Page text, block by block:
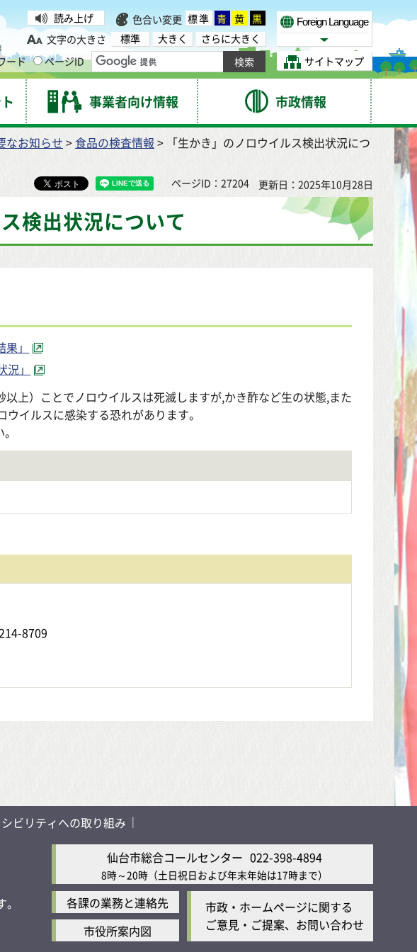
読み上げ 色合い変更 標準 青 黄 黒
文字の大きさ
標準 大きく
さらに大きく
ード
ページID
Foreign Language
Select Language
サイトマップ
事業者向け情報 市政情報
なお知らせ >食品の検査情報 > 「生かき」のノロウイルス検出状況につ
ページID：27204 更新日：2025年10月28日
検出状況について
」
」
上）ことでノロウイルスは死滅しますが,かき酢など生の状態,また
イルスに感染する恐れがあります。
8709
ビリティへの取り組み
仙台市総合コールセンター 022-398-4894
8時～20時 （土日祝日および年末年始は17時まで）
各課の業務と連絡先
市役所案内図
市政・ホームページに関する
ご意見・ご提案、お問い合わせ